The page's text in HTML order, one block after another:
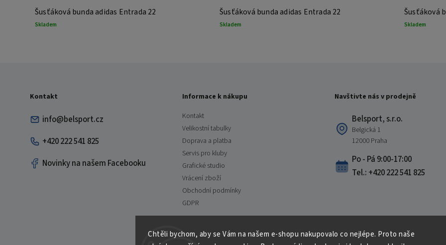
Chtěli bychom, aby se Vám na našem e-shopu nakupovalo co nejlépe. Proto naše
Šusťáková bunda adidas Entrada 22
Skladem
Šusťáková bunda adidas Entrada 22
Skladem
Šusťáková
Skladem
Kontakt
info@belsport.cz
+420 222 541 825
Novinky na našem Facebooku
Informace k nákupu
Kontakt
Velikostní tabulky
Doprava a platba
Servis pro kluby
Grafické studio
Vrácení zboží
Obchodní podmínky
GDPR
Navštivte nás v prodejně
Belsport, s.r.o.
Belgická 1
12000 Praha
Po - Pá 9:00-17:00
Tel.: +420 222 541 825
Copyright 2026Belsport.cz. Všechna práva vyhrazena.